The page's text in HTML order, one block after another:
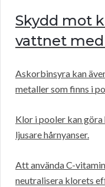
Skydd mot
vattnet med
Askorbinsyra kan
metaller som finns i
Klor i pooler kan
ljusare hårnyanser.
Att använda C-
neutralisera klorets